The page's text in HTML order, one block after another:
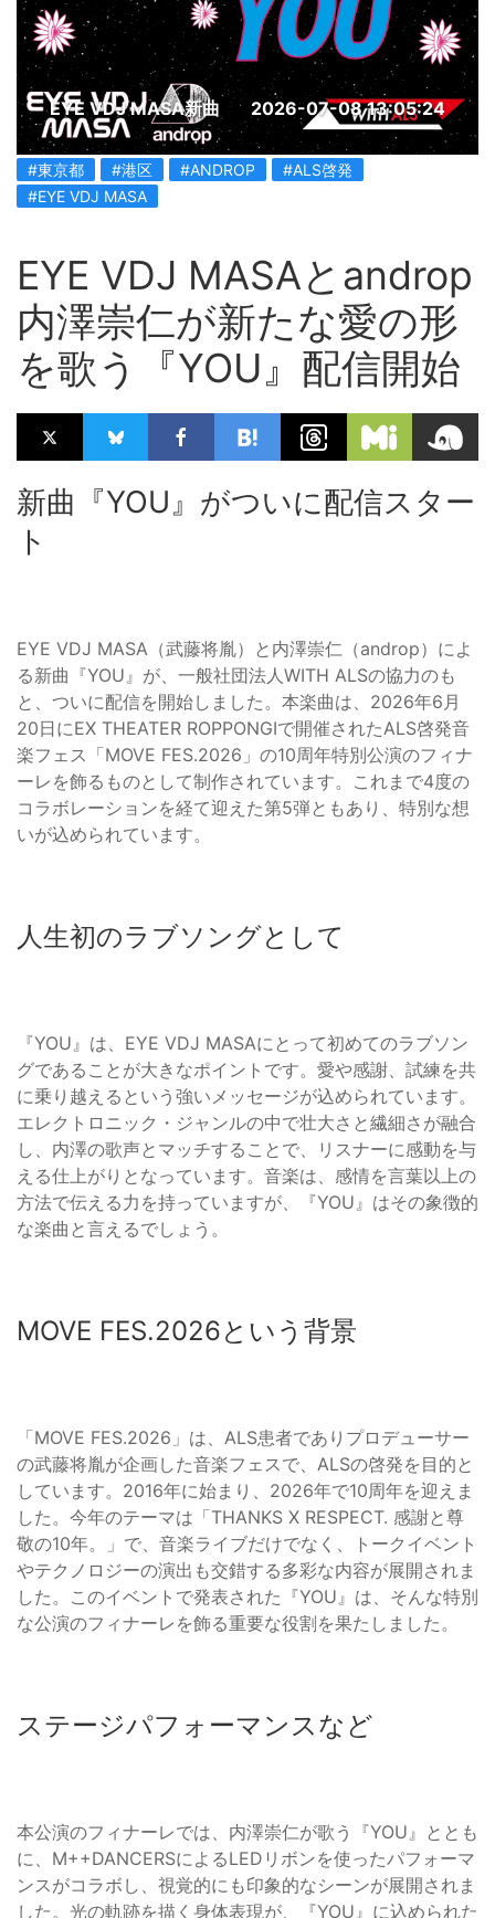
EYE VDJ MASA新曲 2026-07-08 13:05:24
#東京都 #港区 #ANDROP
#ALS啓発
#EYE VDJ MASA
EYE VDJ MASAとandrop
内澤崇仁が新たな愛の形
を歌う『YOU』配信開始
新曲『YOU』がついに配信スター
ト
EYE VDJ MASA（武藤将胤）と内澤崇仁（androp）によ
る新曲『YOU』が、一般社団法人WITH ALSの協力のも
と、ついに配信を開始しました。本楽曲は、2026年6月
20日にEX THEATER ROPPONGIで開催されたALS啓発音
楽フェス「MOVE FES.2026」の10周年特別公演のフィナ
ーレを飾るものとして制作されています。これまで4度の
コラボレーションを経て迎えた第5弾ともあり、特別な想
いが込められています。
人生初のラブソングとして
『YOU』は、EYE VDJ MASAにとって初めてのラブソン
グであることが大きなポイントです。愛や感謝、試練を共
に乗り越えるという強いメッセージが込められています。
エレクトロニック・ジャンルの中で壮大さと繊細さが融合
し、内澤の歌声とマッチすることで、リスナーに感動を与
える仕上がりとなっています。音楽は、感情を言葉以上の
方法で伝える力を持っていますが、『YOU』はその象徴的
な楽曲と言えるでしょう。
MOVE FES.2026という背景
「MOVE FES.2026」は、ALS患者でありプロデューサー
の武藤将胤が企画した音楽フェスで、ALSの啓発を目的と
しています。2016年に始まり、2026年で10周年を迎えま
した。今年のテーマは「THANKS X RESPECT. 感謝と尊
敬の10年。」で、音楽ライブだけでなく、トークイベント
やテクノロジーの演出も交錯する多彩な内容が展開されま
した。このイベントで発表された『YOU』は、そんな特別
な公演のフィナーレを飾る重要な役割を果たしました。
ステージパフォーマンスなど
本公演のフィナーレでは、内澤崇仁が歌う『YOU』ととも
に、M++DANCERSによるLEDリボンを使ったパフォーマ
ンスがコラボし、視覚的にも印象的なシーンが展開されま
した。光の軌跡を描く身体表現が、『YOU』に込められた